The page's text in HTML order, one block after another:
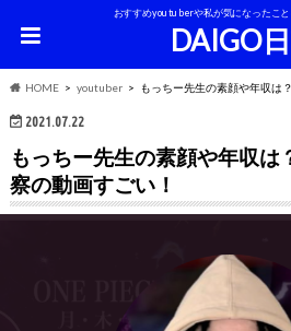
おすすめyoutuberや私が気になったこと
DAIGO
HOME youtuber もっちー先生の素顔や年収は
2021.07.22
もっちー先生の素顔や年収は
察の動画すごい！